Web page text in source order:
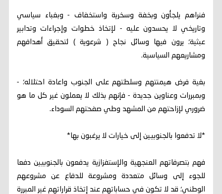
فنراهم يلجأون وبخفة وسخرية واستخفاف - وبغباء سياسي
وتاريخي لا يحسدون عليه - لإتخاذ خطوات وإجراءات وتدابير
عبثية؛ يرون فيها وسائل نجاح ( شرعوية ) لتحقيق أهدافهم
ومشاريعهم السياسية.
بغية فرض هيمنتهم وسلطتهم على الجنوب واعادة احتلاله؛ -
وبمبررات وعناوين جديدة - فإنهم بذلك لا يعملون غير كل ما هو
ضروري لإزاحتهم من المشهد وطي صفحتهم السوداء.
*لا تدفعوا بالجنوبيين إلى خيارات لا يرغبون بها*
فهم بتصرفاتهم العنجهية والإستفزازية يدفعون بالجنوبيين دفعا
للجوء إلى وسائل متعددة ومشروعة للدفاع عن مشروعهم
الوطني؛ قد لا تكون في حساباتهم عند إتخاذ قراراتهم غير المبررة